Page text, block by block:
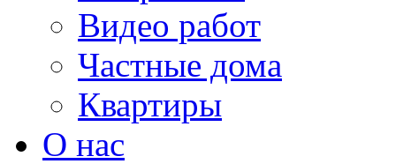
Видео работ
Частные дома
Квартиры
О нас